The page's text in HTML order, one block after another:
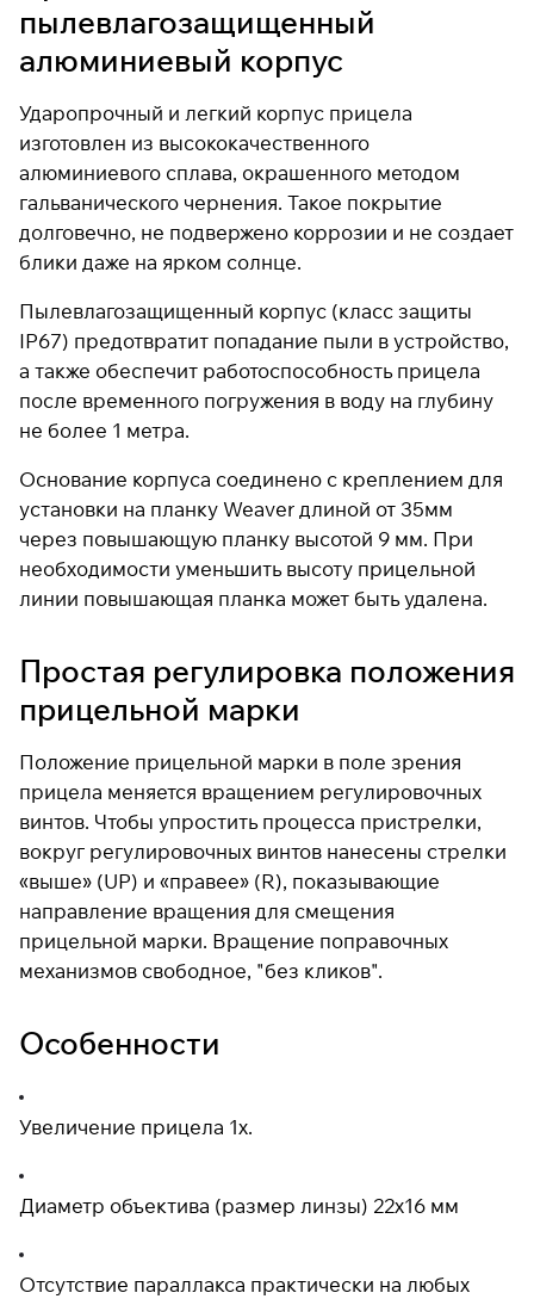
пылевлагозащищенный
алюминиевый корпус
Ударопрочный и легкий корпус прицела
изготовлен из высококачественного
алюминиевого сплава, окрашенного методом
гальванического чернения. Такое покрытие
долговечно, не подвержено коррозии и не создает
блики даже на ярком солнце.
Пылевлагозащищенный корпус (класс защиты
IP67) предотвратит попадание пыли в устройство,
а также обеспечит работоспособность прицела
после временного погружения в воду на глубину
не более 1 метра.
Основание корпуса соединено с креплением для
установки на планку Weaver длиной от 35мм
через повышающую планку высотой 9 мм. При
необходимости уменьшить высоту прицельной
линии повышающая планка может быть удалена.
Простая регулировка положения
прицельной марки
Положение прицельной марки в поле зрения
прицела меняется вращением регулировочных
винтов. Чтобы упростить процесса пристрелки,
вокруг регулировочных винтов нанесены стрелки
«выше» (UP) и «правее» (R), показывающие
направление вращения для смещения
прицельной марки. Вращение поправочных
механизмов свободное, "без кликов".
Особенности
Увеличение прицела 1х.
Диаметр объектива (размер линзы) 22х16 мм
Отсутствие параллакса практически на любых